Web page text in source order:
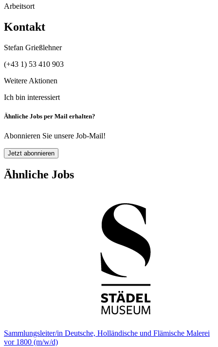
Arbeitsort
Kontakt
Stefan Grießlehner
(+43 1) 53 410 903
Weitere Aktionen
Ich bin interessiert
Ähnliche Jobs per Mail erhalten?
Abonnieren Sie unsere Job-Mail!
Jetzt abonnieren
Ähnliche Jobs
Sammlungsleiter/in Deutsche, Holländische und Flämische Malerei
vor 1800 (m/w/d)